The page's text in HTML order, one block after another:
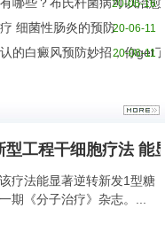
20-06-16
细菌性肠炎的预防20-06-11
的白癜风预防妙招，你get
20-06-11
型工程干细胞疗法 能
疗法能显著逆转新发1型糖
期《分子治疗》杂志。...